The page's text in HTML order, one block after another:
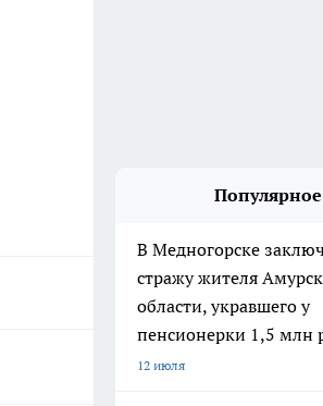
Популярное
В Медногорске
стражу жителя
области, укравшего у
пенсионерки 1,5 млн
12 июля